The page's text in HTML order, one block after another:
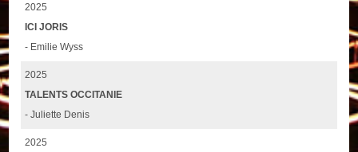
2025
ICI JORIS
- Emilie Wyss
2025
TALENTS OCCITANIE
- Juliette Denis
2025